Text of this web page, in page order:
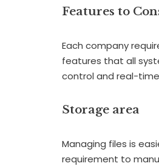
Features to
Each company
features that all
control and real-
Storage area
Managing files is
requirement to